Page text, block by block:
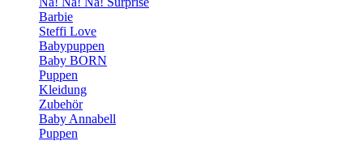
Barbie
Steffi Love
Babypuppen
Baby BORN
Puppen
Kleidung
Zubehör
Baby Annabell
Puppen